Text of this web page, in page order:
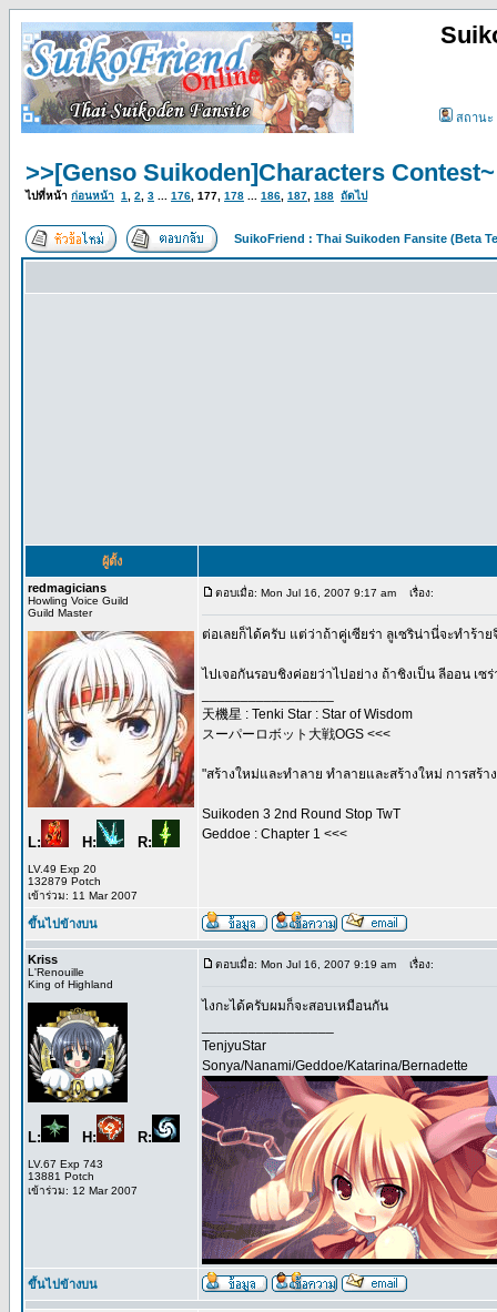
สถานะ
>>[Genso Suikoden]Characters
ไปที่หน้า ก่อนหน้า 1 2 3 176 177 178 186 187 188 ถัดไป
SuikoFriend : Thai Suikoden Fansite (Beta
ผู้ตั้ง
redmagicians
Howling Voice Guild
Guild Master
L: H: R:
LV.49 Exp 20
132879 Potch
เข้าร่วม: 11 Mar 2007
ตอบเมื่อ: Mon Jul 16, 2007 9:17 am เรื่อง:
ต่อเลยก็ได้ครับ แต่ว่าถ้าคู่เซียร่า ลูเซริน่านี่จะทำร้าย
ไปเจอกันรอบชิงค่อยว่าไปอย่าง ถ้าชิงเป็น ลีออน เซ
天機星 : Tenki Star : Star of Wisdom
スーパーロボット大戦OGS <<<
"สร้างใหม่และทำลาย ทำลายและสร้างใหม่ การสร้า
Suikoden 3 2nd Round Stop TwT
Geddoe : Chapter 1 <<<
ขึ้นไปข้างบน
Kriss
L'Renouille
King of Highland
L: H: R:
LV.67 Exp 743
13881 Potch
เข้าร่วม: 12 Mar 2007
ตอบเมื่อ: Mon Jul 16, 2007 9:19 am เรื่อง:
ไงกะได้ครับผมก็จะสอบเหมือนกัน
TenjyuStar
Sonya/Nanami/Geddoe/Katarina/Bernadette
ขึ้นไปข้างบน